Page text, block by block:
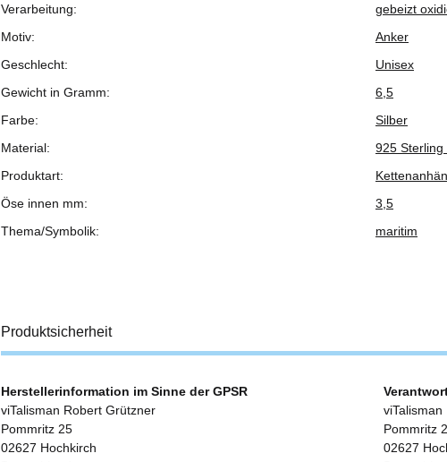
Produkteigenschaft
Wert
Verarbeitung:
gebeizt
Motiv:
Anker
Geschlecht:
Unisex
Gewicht in Gramm:
6,5
Farbe:
Silber
Material:
925 Sterling
Produktart:
Öse innen mm:
3,5
Thema/Symbolik:
maritim
Produktsicherheit
Herstellerinformation im Sinne der GPSR
viTalisman Robert Grützner
Pommritz 25
02627 Hochkirch
Pommritz
02627